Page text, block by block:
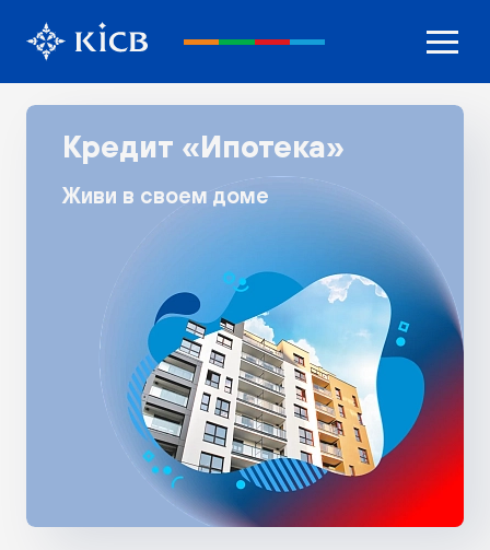
Кредит «Ипотека»
Живи в своем доме